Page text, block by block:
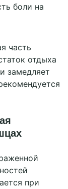
боли на
часть
отдыха
замедляет
при